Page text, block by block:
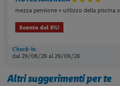
mezza pensione + utilizzo della piscina
Sconto del 5%!
Check-in
dal 29/08/26al 29/09/26
Altri suggerimenti per te